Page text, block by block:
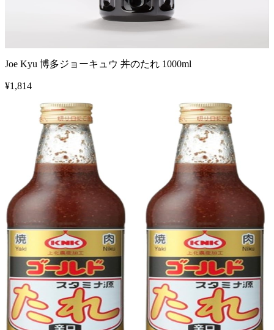
Joe Kyu 博多ジョーキュウ 丼のたれ 1000ml
¥1,814